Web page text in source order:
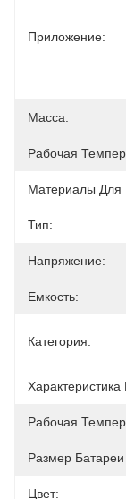
Приложение:
Масса:
Рабочая
Материалы Для
Тип:
Напряжение:
Емкость:
Категория:
Характеристика
Рабочая
Размер
Цвет: